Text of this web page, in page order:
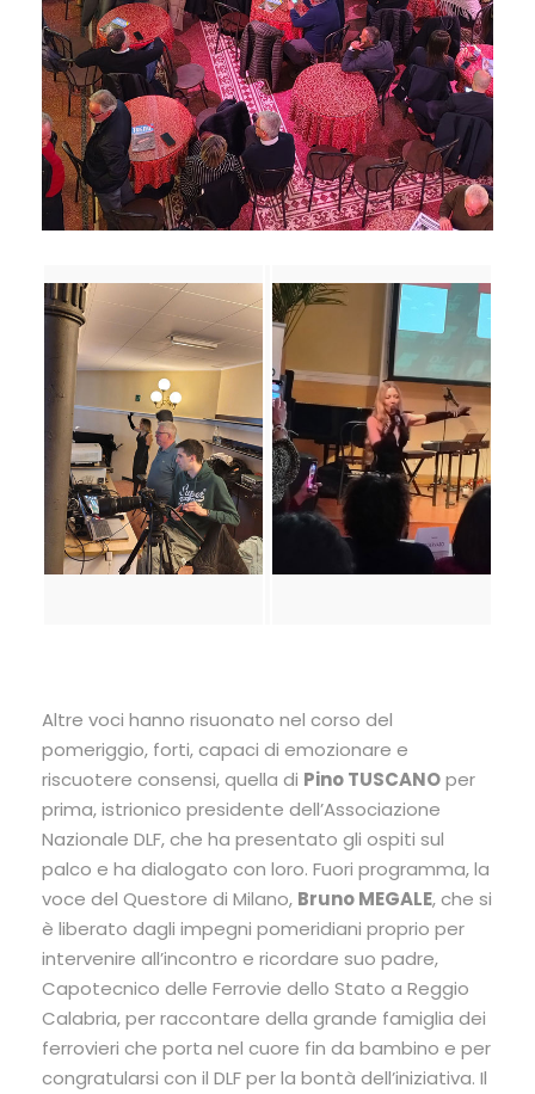
Altre voci hanno risuonato nel corso del
pomeriggio, forti, capaci di emozionare e
riscuotere consensi, quella di Pino TUSCANOper
prima, istrionico presidente dell’Associazione
Nazionale DLF, che ha presentato gli ospiti sul
palco e ha dialogato con loro. Fuori programma, la
voce del Questore di Milano, Bruno MEGALE, che si
è liberato dagli impegni pomeridiani proprio per
intervenire all’incontro e ricordare suo padre,
Capotecnico delle Ferrovie dello Stato a Reggio
Calabria, per raccontare della grande famiglia dei
ferrovieri che porta nel cuore fin da bambino e per
congratularsi con il DLF per la bontà dell’iniziativa. Il